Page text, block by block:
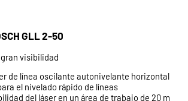
GLL 2-50
visibilidad
de línea oscilante autonivelante horizontal
el nivelado rápido de líneas
del láser en un área de trabajo de 20 m